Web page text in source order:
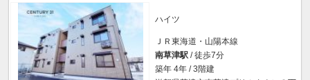
ハイツ
ＪＲ東海道・山陽本線
南草津駅 / 徒歩7分
築年 4年 / 3階建